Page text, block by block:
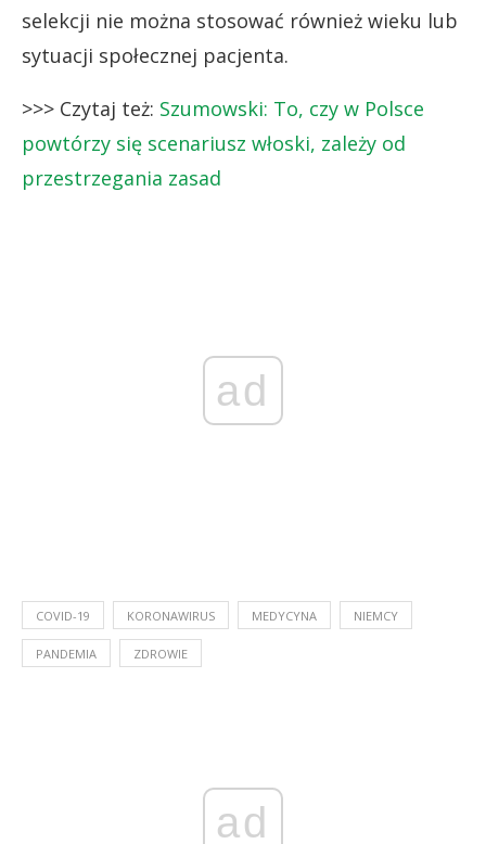
selekcji nie można stosować również wieku lub
sytuacji społecznej pacjenta.
>>> Czytaj też: Szumowski: To, czy w Polsce
powtórzy się scenariusz włoski, zależy od
przestrzegania zasad
ad
COVID-19 KORONAWIRUS MEDYCYNA NIEMCY
PANDEMIA ZDROWIE
ad